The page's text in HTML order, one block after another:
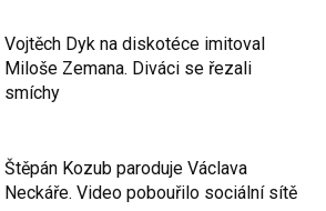
Vojtěch Dyk na diskotéce imitoval
Miloše Zemana. Diváci se řezali
smíchy
Štěpán Kozub paroduje Václava
Neckáře. Video pobouřilo sociální sítě